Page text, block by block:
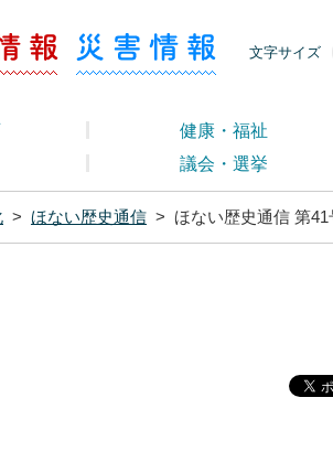
文字サイズ
観光情報 災害情報
健康・福祉
議会・選挙
> ほない歴史通信 > ほない歴史通信 第41